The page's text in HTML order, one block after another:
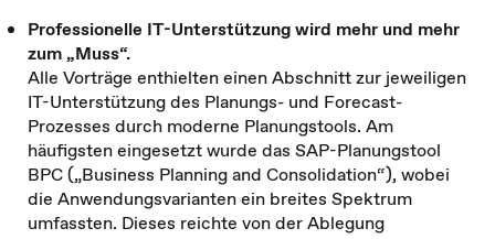
Professionelle IT-Unterstützung wird mehr und mehr
zum „Muss“.
Alle Vorträge enthielten einen Abschnitt zur jeweiligen
IT-Unterstützung des Planungs- und Forecast-
Prozesses durch moderne Planungstools. Am
häufigsten eingesetzt wurde das SAP-Planungstool
BPC („Business Planning and Consolidation“), wobei
die Anwendungsvarianten ein breites Spektrum
umfassten. Dieses reichte von der Ablegung